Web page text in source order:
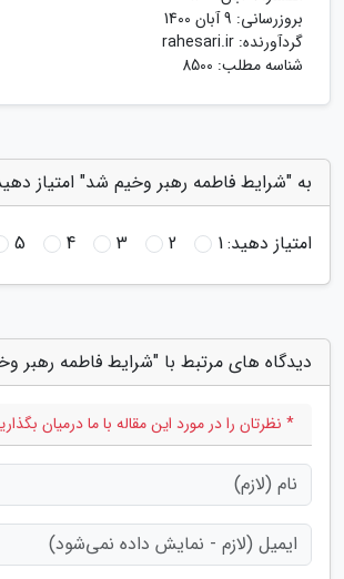
بروزرسانی: 9 آبان 1400
گردآورنده: rahesari.ir
شناسه مطلب: 8500
به "شرایط فاطمه رهبر وخیم شد" امتیاز
امتیاز دهید:1
2
3
4
5
دیدگاه های مرتبط با "شرایط فاطمه رهبر
* نظرتان را در مورد این مقاله با ما درمیان